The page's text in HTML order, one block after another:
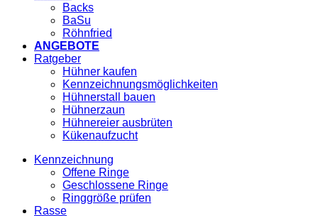
Backs
BaSu
Röhnfried
ANGEBOTE
Ratgeber
Hühner kaufen
Kennzeichnungsmöglichkeiten
Hühnerstall bauen
Hühnerzaun
Hühnereier ausbrüten
Kükenaufzucht
Kennzeichnung
Offene Ringe
Geschlossene Ringe
Ringgröße prüfen
Rasse